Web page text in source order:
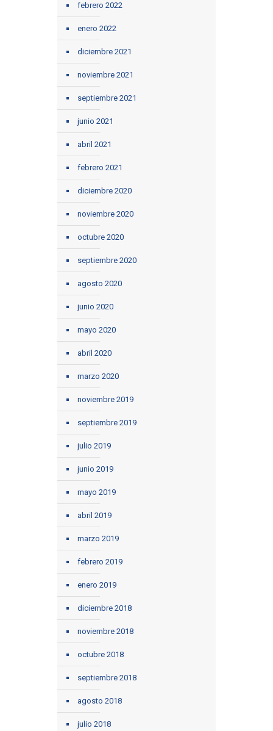
febrero 2022
enero 2022
diciembre 2021
noviembre 2021
septiembre 2021
junio 2021
abril 2021
febrero 2021
diciembre 2020
noviembre 2020
octubre 2020
septiembre 2020
agosto 2020
junio 2020
mayo 2020
abril 2020
marzo 2020
noviembre 2019
septiembre 2019
julio 2019
junio 2019
mayo 2019
abril 2019
marzo 2019
febrero 2019
enero 2019
diciembre 2018
noviembre 2018
octubre 2018
septiembre 2018
agosto 2018
julio 2018